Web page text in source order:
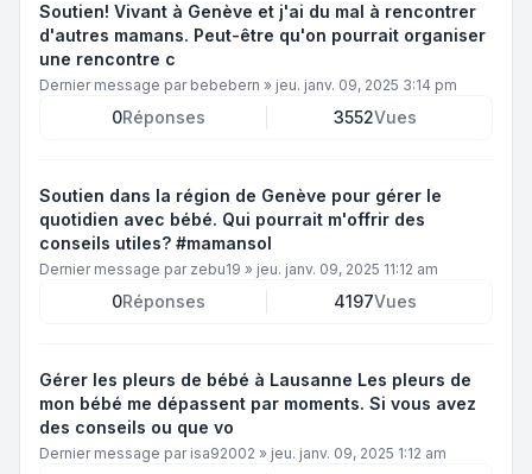
Soutien! Vivant à Genève et j'ai du mal à rencontrer
d'autres mamans. Peut-être qu'on pourrait organiser
une rencontre c
Dernier message par bebebern » jeu. janv. 09, 2025 3:14 pm
0Réponses 3552Vues
Soutien dans la région de Genève pour gérer le
quotidien avec bébé. Qui pourrait m'offrir des
conseils utiles? #mamansol
Dernier message par zebu19 » jeu. janv. 09, 2025 11:12 am
0Réponses 4197Vues
Gérer les pleurs de bébé à Lausanne Les pleurs de
mon bébé me dépassent par moments. Si vous avez
des conseils ou que vo
Dernier message par isa92002 » jeu. janv. 09, 2025 1:12 am